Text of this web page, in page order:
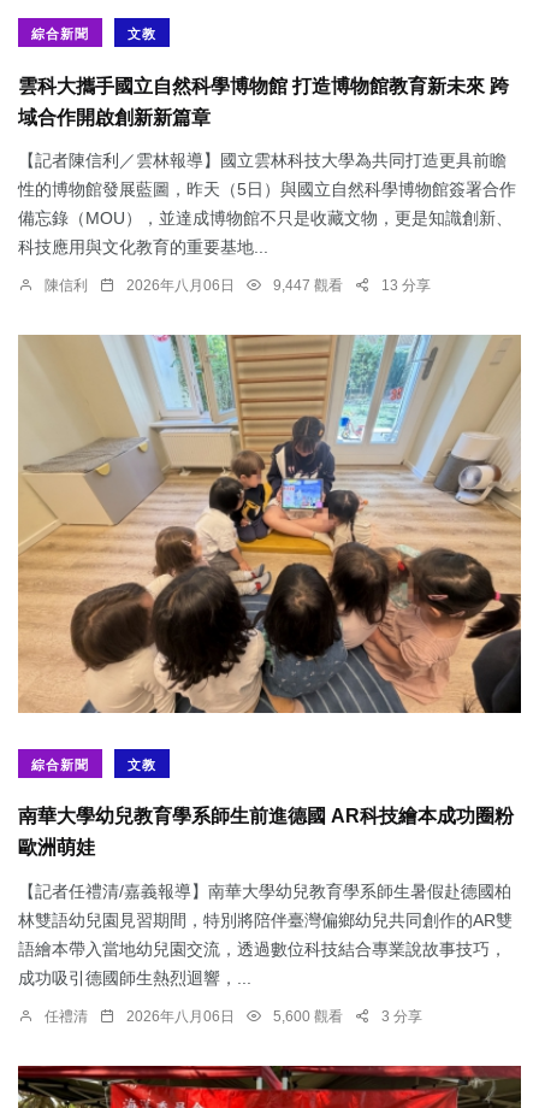
綜合新聞 文教
雲科大攜手國立自然科學博物館 打造博物館教育新未來 跨
域合作開啟創新新篇章
【記者陳信利／雲林報導】國立雲林科技大學為共同打造更具前瞻
性的博物館發展藍圖，昨天（5日）與國立自然科學博物館簽署合作
備忘錄（MOU），並達成博物館不只是收藏文物，更是知識創新、
科技應用與文化教育的重要基地...
陳信利 2026年八月06日 9,447 觀看 13 分享
綜合新聞 文教
南華大學幼兒教育學系師生前進德國 AR科技繪本成功圈粉
歐洲萌娃
【記者任禮清/嘉義報導】南華大學幼兒教育學系師生暑假赴德國柏
林雙語幼兒園見習期間，特別將陪伴臺灣偏鄉幼兒共同創作的AR雙
語繪本帶入當地幼兒園交流，透過數位科技結合專業說故事技巧，
成功吸引德國師生熱烈迴響，...
任禮清 2026年八月06日 5,600 觀看 3 分享